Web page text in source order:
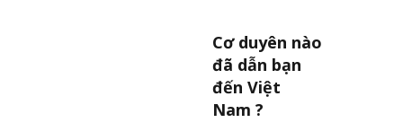
Cơ duyên nào
đã dẫn bạn
đến Việt
Nam ?